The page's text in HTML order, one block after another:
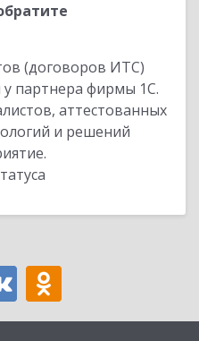
(договоров ИТС)
партнера фирмы 1С.
аттестованных
и решений